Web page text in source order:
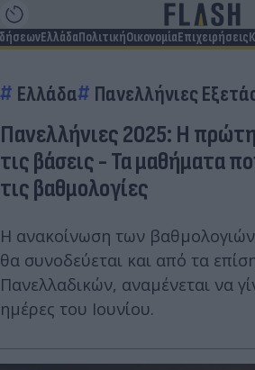
ΕλλάδαΠολιτικήΟικονομίαΕπιχειρήσεις
Ελλάδα Πανελλήνιες
Πανελλήνιες 2025: Η
τις βάσεις - Τα μαθήματα
τις βαθμολογίες
Η ανακοίνωση των
θα συνοδεύεται και από τα
Πανελλαδικών, αναμένεται να
ημέρες του Ιουνίου.